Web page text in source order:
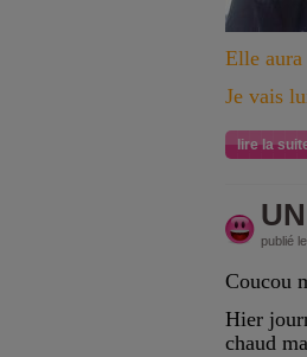
Elle aura
Je vais
lire la
publié
Coucou
Hier
chaud